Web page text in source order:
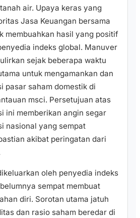
air. Upaya keras yang
Jasa Keuangan bersama
membuahkan hasil yang positif
indeks global. Manuver
sejak beberapa waktu
untuk mengamankan dan
pasar saham domestik di
msci. Persetujuan atas
ini memberikan angin segar
nasional yang sempat
akibat peringatan dari
oleh penyedia indeks
sempat membuat
diri. Sorotan utama jatuh
dan rasio saham beredar di